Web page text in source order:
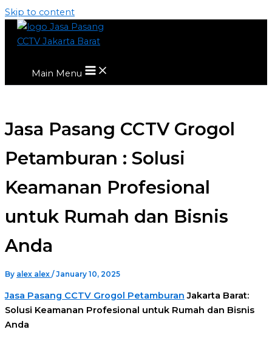
Skip to content
Main Menu
Jasa Pasang CCTV Grogol
Petamburan : Solusi
Keamanan Profesional
untuk Rumah dan Bisnis
Anda
By alex alex /January 10, 2025
Jasa Pasang CCTV Grogol Petamburan Jakarta Barat:
Solusi Keamanan Profesional untuk Rumah dan Bisnis
Anda